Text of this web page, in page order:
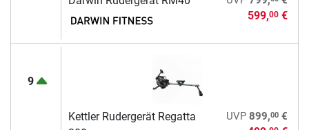
599,00€
9
Kettler Rudergerät Regatta
UVP 899,00€